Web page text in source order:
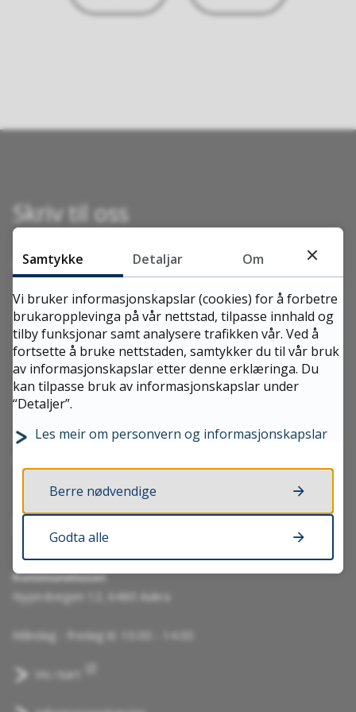
Skriv til oss
Aukra kommune
Nyjordvegen 12, 6480 Aukra
Send e-post
Send sikker digital post til kommunen
Kontaktskjema
Organisasjonsnummer 964 981 337
Besøk oss
Kommunehuset
Nyjordvegen 12, 6480 Aukra
Måndag - fredag kl. 10.00 - 14.00
Vis i kart
Samtykke Detaljar Om
Vi bruker informasjonskapslar (cookies) for å forbetre
brukaropplevinga på vår nettstad, tilpasse innhald og
tilby funksjonar samt analysere trafikken vår. Ved å
fortsette å bruke nettstaden, samtykker du til vår bruk
av informasjonskapslar etter denne erklæringa. Du
kan tilpasse bruk av informasjonskapslar under
“Detaljer”.
Les meir om personvern og informasjonskapslar
Berre nødvendige
Godta alle